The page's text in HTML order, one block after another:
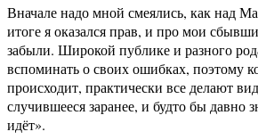
Вначале надо мной смеялись, как над
итоге я оказался прав, и про мои
забыли. Широкой публике и разного
вспоминать о своих ошибках, поэтому
происходит, практически все делают
случившееся заранее, и будто бы давно
идёт».